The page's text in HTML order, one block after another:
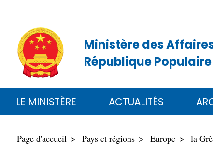
Ministère des
République
LE MINISTÈRE ACTUALITÉS
Page d'accueil Pays et régions Europe la